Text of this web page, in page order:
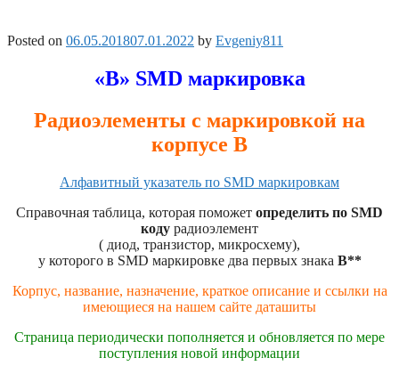
Posted on 06.05.201807.01.2022 by Evgeniy811
«B» SMD маркировка
Радиоэлементы с маркировкой на
корпусе B
Алфавитный указатель по SMD маркировкам
Справочная таблица, которая поможет определить по SMD
коду радиоэлемент
( диод, транзистор, микросхему),
у которого в SMD маркировке два первых знака B**
Корпус, название, назначение, краткое описание и ссылки на
имеющиеся на нашем сайте даташиты
Страница периодически пополняется и обновляется по мере
поступления новой информации